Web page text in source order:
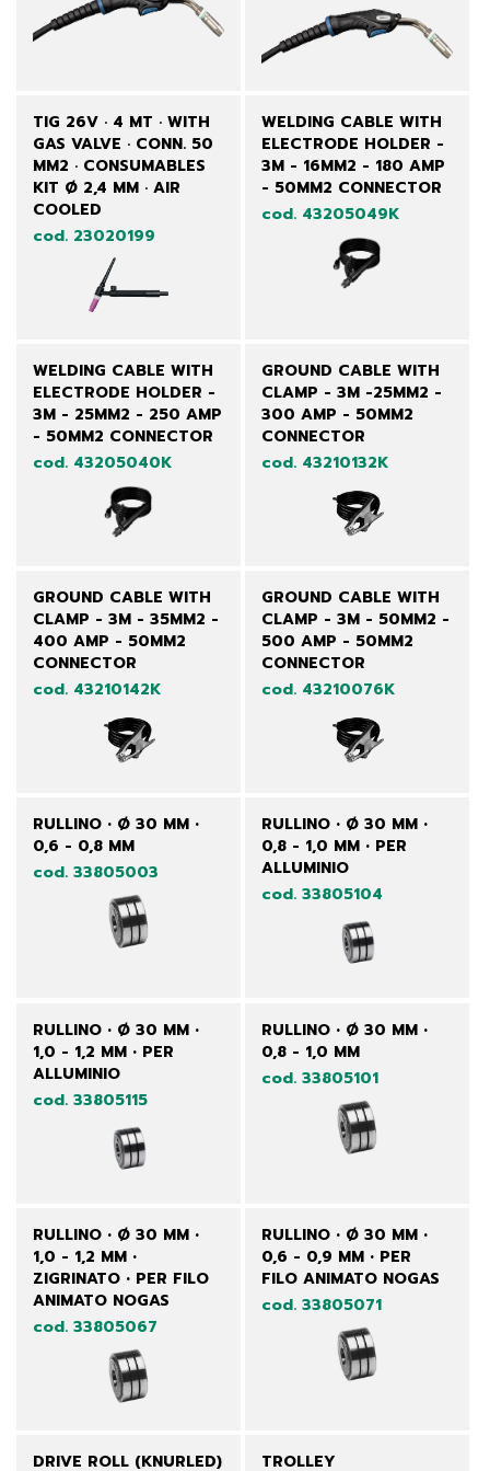
TIG 26V · 4 MT · WITH
GAS VALVE · CONN. 50
MM2 · CONSUMABLES
KIT Ø 2,4 MM · AIR
COOLED
cod. 23020199
WELDING CABLE WITH
ELECTRODE HOLDER -
3M - 16MM2 - 180 AMP
- 50MM2 CONNECTOR
cod. 43205049K
WELDING CABLE WITH
ELECTRODE HOLDER -
3M - 25MM2 - 250 AMP
- 50MM2 CONNECTOR
cod. 43205040K
GROUND CABLE WITH
CLAMP - 3M -25MM2 -
300 AMP - 50MM2
CONNECTOR
cod. 43210132K
GROUND CABLE WITH
CLAMP - 3M - 35MM2 -
400 AMP - 50MM2
CONNECTOR
cod. 43210142K
GROUND CABLE WITH
CLAMP - 3M - 50MM2 -
500 AMP - 50MM2
CONNECTOR
cod. 43210076K
RULLINO • Ø 30 MM •
0,6 - 0,8 MM
cod. 33805003
RULLINO • Ø 30 MM •
0,8 - 1,0 MM • PER
ALLUMINIO
cod. 33805104
RULLINO • Ø 30 MM •
1,0 - 1,2 MM • PER
ALLUMINIO
cod. 33805115
RULLINO • Ø 30 MM •
0,8 - 1,0 MM
cod. 33805101
RULLINO • Ø 30 MM •
1,0 - 1,2 MM •
ZIGRINATO • PER FILO
ANIMATO NOGAS
cod. 33805067
RULLINO • Ø 30 MM •
0,6 - 0,9 MM • PER
FILO ANIMATO NOGAS
cod. 33805071
DRIVE ROLL (KNURLED) TROLLEY